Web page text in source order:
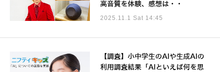
高音質を体験、感想は・・
2025.11.1 Sat 14:45
【調査】小中学生のAIや生成AIの
利用調査結果「AIといえば何を思